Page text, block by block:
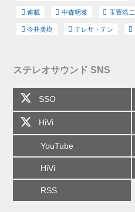
連載 中森明菜 玉置浩二
今井美樹 テレサ・テン
ステレオサウンド SNS
SSO
HiVi
YouTube
HiVi
RSS